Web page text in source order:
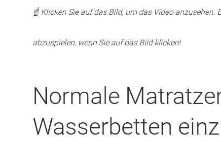
☝️ Klicken Sie auf das Bild, um das Video anzusehen.
abzuspielen, wenn Sie auf das Bild klicken!
Normale
Wasserbetten